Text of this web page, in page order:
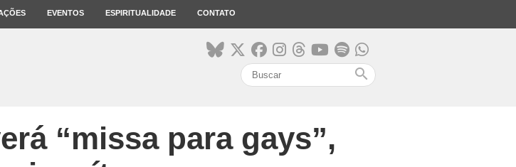
EVENTOS ESPIRITUALIDADE CONTATO
search
“missa para gays”,